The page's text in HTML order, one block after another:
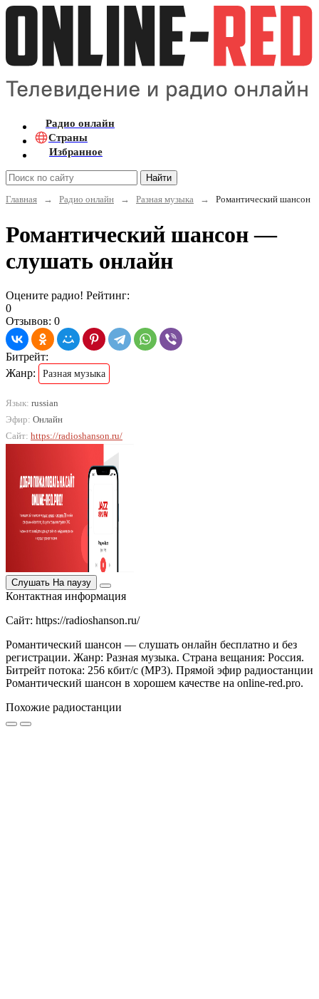
Радио онлайн
Страны
Избранное
Найти
Главная
→ Радио онлайн → Разная музыка → Романтический шансон
Романтический шансон —
слушать онлайн
Оцените радио! Рейтинг:
0
Отзывов: 0
Битрейт:
Жанр:
Разная музыка
Язык: russian
Эфир: Онлайн
Сайт: https://radioshanson.ru/
Слушать На паузу
Контактная информация
Сайт: https://radioshanson.ru/
Романтический шансон — слушать онлайн бесплатно и без
регистрации. Жанр: Разная музыка. Страна вещания: Россия.
Битрейт потока: 256 кбит/с (MP3). Прямой эфир радиостанции
Романтический шансон в хорошем качестве на online-red.pro.
Похожие радиостанции